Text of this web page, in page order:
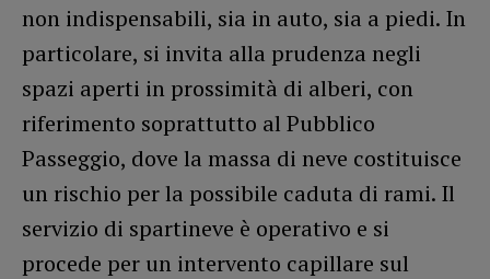
non indispensabili, sia in auto, sia a piedi. In
particolare, si invita alla prudenza negli
spazi aperti in prossimità di alberi, con
riferimento soprattutto al Pubblico
Passeggio, dove la massa di neve costituisce
un rischio per la possibile caduta di rami. Il
servizio di spartineve è operativo e si
procede per un intervento capillare sul